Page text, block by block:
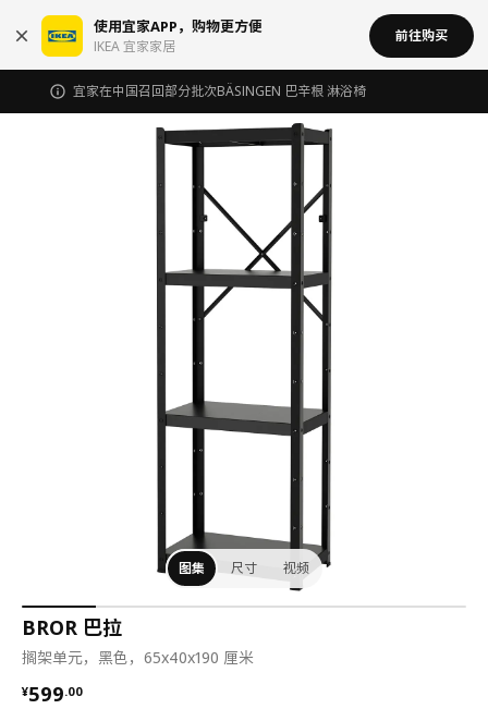
使用宜家APP，购物更方便
IKEA 宜家家居
前往购买
宜家在中国召回部分批次BÄSINGEN 巴辛根 淋浴椅
图集 尺寸 视频
BROR 巴拉
搁架单元，黑色，65x40x190 厘米
¥599.00
¥ 599.00